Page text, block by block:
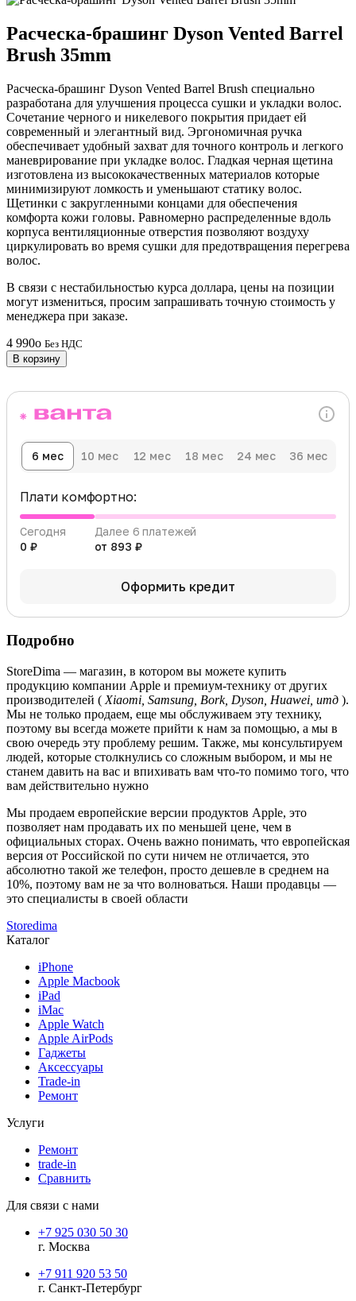
Расческа-брашинг Dyson Vented Barrel
Brush 35mm
Расческа-брашинг Dyson Vented Barrel Brush специально
разработана для улучшения процесса сушки и укладки волос.
Сочетание черного и никелевого покрытия придает ей
современный и элегантный вид. Эргономичная ручка
обеспечивает удобный захват для точного контроль и легкого
маневрирование при укладке волос. Гладкая черная щетина
изготовлена из высококачественных материалов которые
минимизируют ломкость и уменьшают статику волос.
Щетинки с закругленными концами для обеспечения
комфорта кожи головы. Равномерно распределенные вдоль
корпуса вентиляционные отверстия позволяют воздуху
циркулировать во время сушки для предотвращения перегрева
волос.
В связи с нестабильностью курса доллара, цены на позиции
могут измениться, просим запрашивать точную стоимость у
менеджера при заказе.
4 990o Без НДС
В корзину
6 мес 10 мес 12 мес 18 мес 24 мес 36 мес
Плати комфортно:
Сегодня
0 ₽
Далее 6 платежей
от 893 ₽
Оформить кредит
Подробно
StoreDima — магазин, в котором вы можете купить
продукцию компании Apple и премиум-технику от других
производителей ( Xiaomi, Samsung, Bork, Dyson, Huawei, итд ).
Мы не только продаем, еще мы обслуживаем эту технику,
поэтому вы всегда можете прийти к нам за помощью, а мы в
свою очередь эту проблему решим. Также, мы консультируем
людей, которые столкнулись со сложным выбором, и мы не
станем давить на вас и впихивать вам что-то помимо того, что
вам действительно нужно
Мы продаем европейские версии продуктов Apple, это
позволяет нам продавать их по меньшей цене, чем в
официальных сторах. Очень важно понимать, что европейская
версия от Российской по сути ничем не отличается, это
абсолютно такой же телефон, просто дешевле в среднем на
10%, поэтому вам не за что волноваться. Наши продавцы —
это специалисты в своей области
Storedima
Каталог
iPhone
Apple Macbook
iPad
iMac
Apple Watch
Apple AirPods
Гаджеты
Аксессуары
Trade-in
Ремонт
Услуги
Ремонт
trade-in
Сравнить
Для связи с нами
+7 925 030 50 30
г. Москва
+7 911 920 53 50
г. Санкт-Петербург